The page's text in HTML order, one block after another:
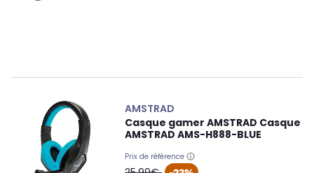
AMSTRAD
Casque gamer AMSTRAD Casque
AMSTRAD AMS-H888-BLUE
Prix de référence
oldPrice